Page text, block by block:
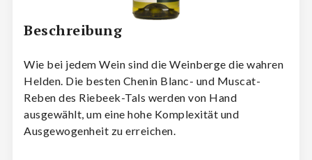
Beschreibung
Wie bei jedem Wein sind die Weinberge die wahren
Helden. Die besten Chenin Blanc- und Muscat-
Reben des Riebeek-Tals werden von Hand
ausgewählt, um eine hohe Komplexität und
Ausgewogenheit zu erreichen.